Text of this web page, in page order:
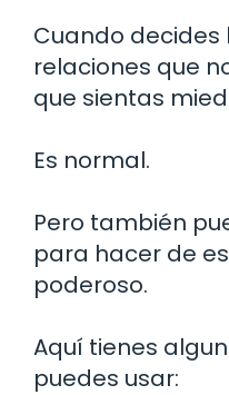
Cuando
relaciones que
que sientas
Es normal.
Pero también
para hacer de
poderoso.
Aquí tienes
puedes usar: